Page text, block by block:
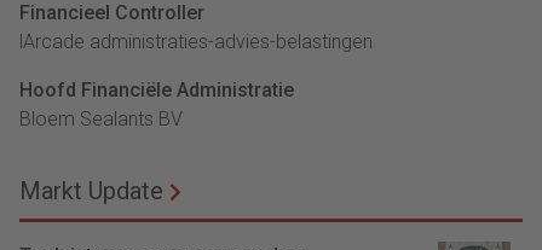
Financieel Controller
lArcade administraties-advies-belastingen
Hoofd Financiële Administratie
Bloem Sealants BV
Markt Update